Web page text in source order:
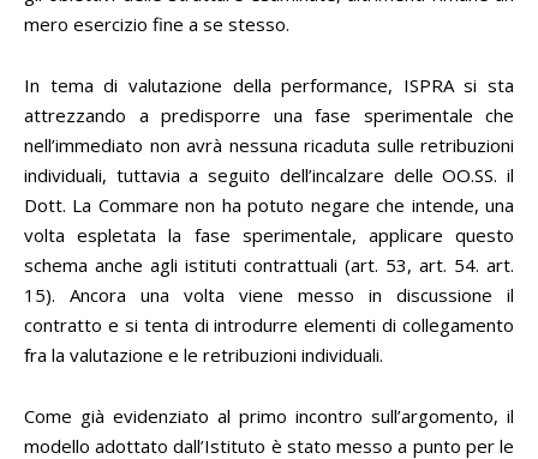
mero esercizio fine a se stesso.
In tema di valutazione della performance, ISPRA si sta
attrezzando a predisporre una fase sperimentale che
nell’immediato non avrà nessuna ricaduta sulle retribuzioni
individuali, tuttavia a seguito dell’incalzare delle OO.SS. il
Dott. La Commare non ha potuto negare che intende, una
volta espletata la fase sperimentale, applicare questo
schema anche agli istituti contrattuali (art. 53, art. 54. art.
15). Ancora una volta viene messo in discussione il
contratto e si tenta di introdurre elementi di collegamento
fra la valutazione e le retribuzioni individuali.
Come già evidenziato al primo incontro sull’argomento, il
modello adottato dall’Istituto è stato messo a punto per le